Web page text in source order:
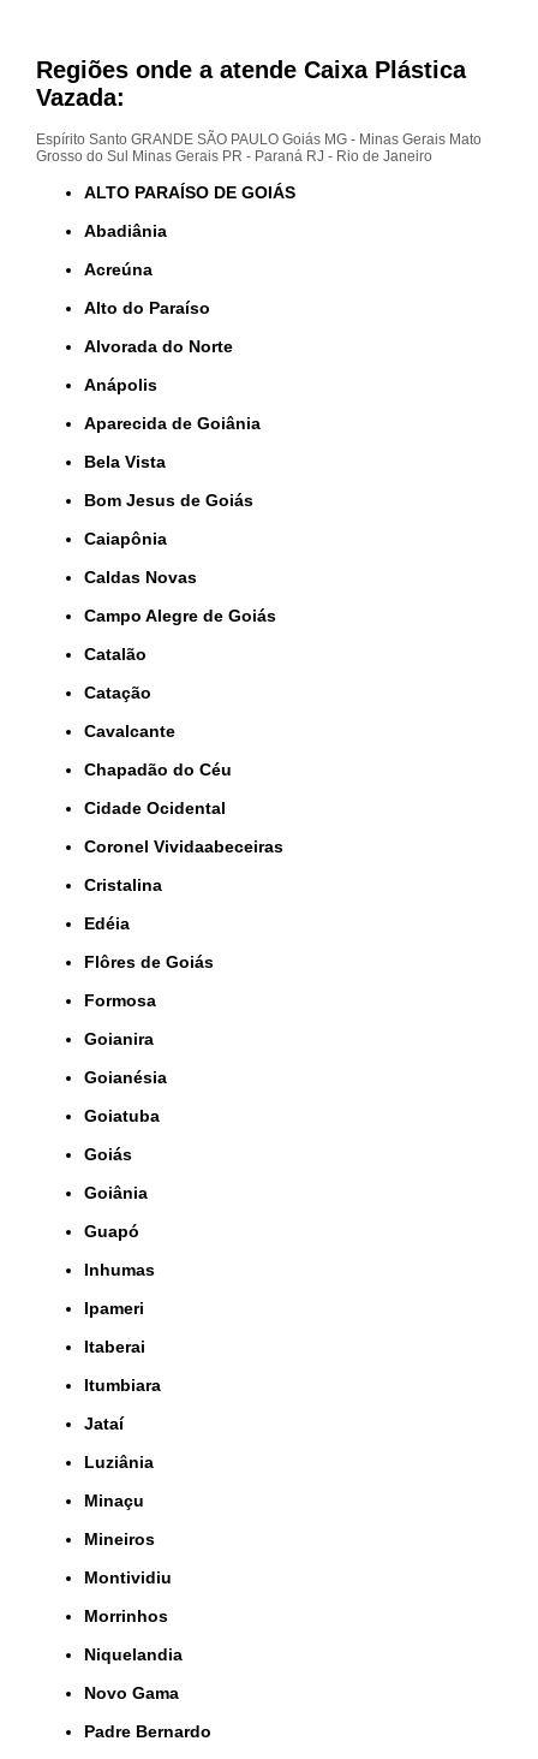
Regiões onde a atende Caixa Plástica
Vazada:
Espírito Santo GRANDE SÃO PAULO Goiás MG - Minas Gerais Mato
Grosso do Sul
Minas Gerais PR - Paraná RJ - Rio de Janeiro
ALTO PARAÍSO DE GOIÁS
Abadiânia
Acreúna
Alto do Paraíso
Alvorada do Norte
Anápolis
Aparecida de Goiânia
Bela Vista
Bom Jesus de Goiás
Caiapônia
Caldas Novas
Campo Alegre de Goiás
Catalão
Catação
Cavalcante
Chapadão do Céu
Cidade Ocidental
Coronel Vividaabeceiras
Cristalina
Edéia
Flôres de Goiás
Formosa
Goianira
Goianésia
Goiatuba
Goiás
Goiânia
Guapó
Inhumas
Ipameri
Itaberai
Itumbiara
Jataí
Luziânia
Minaçu
Mineiros
Montividiu
Morrinhos
Niquelandia
Novo Gama
Padre Bernardo